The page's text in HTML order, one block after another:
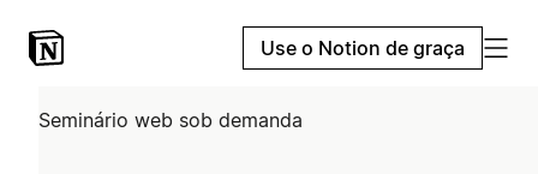
Use o Notion de graça
Seminário web sob demanda